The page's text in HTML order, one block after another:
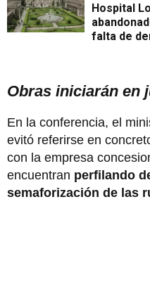
Hospital
falta de
Obras iniciarán en
En la conferencia, el
evitó referirse en
con la empresa
encuentran perfilando
semaforización de las